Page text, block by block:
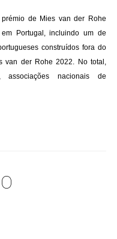
de Mies van der Rohe
Portugal, incluindo um de
construídos fora do
van der Rohe 2022. No total,
associações nacionais de